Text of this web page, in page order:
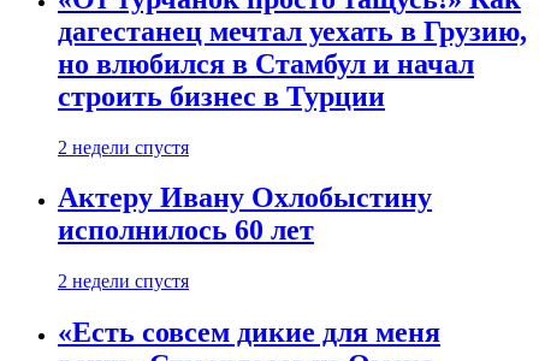
дагестанец мечтал уехать в Грузию,
но влюбился в Стамбул и начал
строить бизнес в Турции
2 недели спустя
Актеру Ивану Охлобыстину
исполнилось 60 лет
2 недели спустя
«Есть совсем дикие для меня